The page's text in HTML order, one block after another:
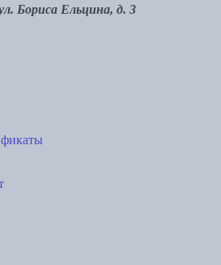
Бориса Ельцина, д. 3